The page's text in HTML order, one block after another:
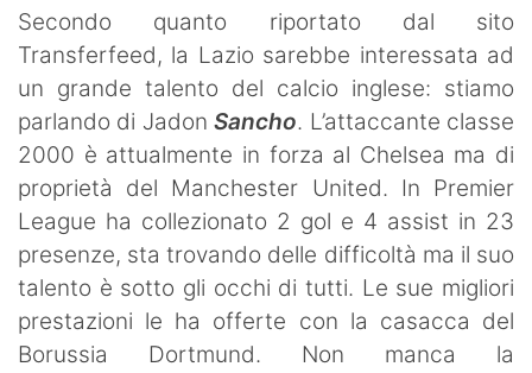
Secondo quanto riportato dal sito
Transferfeed, la Lazio sarebbe interessata ad
un grande talento del calcio inglese: stiamo
parlando di JadonSancho. L’attaccante classe
2000 è attualmente in forza al Chelsea ma di
proprietà del Manchester United. In Premier
League ha collezionato 2 gol e 4 assist in 23
presenze, sta trovando delle difficoltà ma il suo
talento è sotto gli occhi di tutti. Le sue migliori
prestazioni le ha offerte con la casacca del
Borussia Dortmund. Non manca la